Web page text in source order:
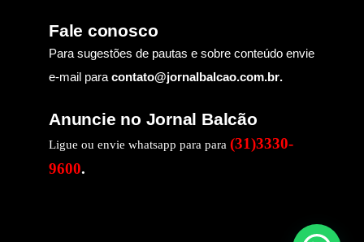
Fale conosco
Para sugestões de pautas e sobre conteúdo envie
e-mail para contato@jornalbalcao.com.br.
Anuncie no Jornal Balcão
Ligue ou envie whatsapp para para (31)3330-
9600.